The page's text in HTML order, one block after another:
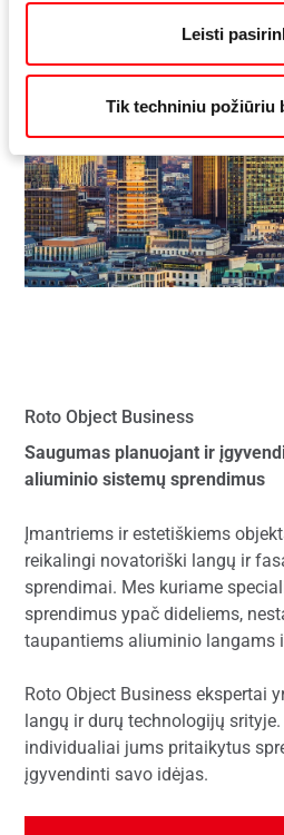
Leisti
Tik techniniu požiūriu
Roto Object Business
Saugumas planuojant ir
aliuminio sistemų sprendimus
Įmantriems ir estetiškiems
reikalingi novatoriški langų ir
sprendimai. Mes kuriame
sprendimus ypač dideliems,
taupantiems aliuminio langams
Roto Object Business ekspertai
langų ir durų technologijų
individualiai jums pritaikytus
įgyvendinti savo idėjas.